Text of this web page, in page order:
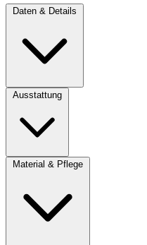
Daten & Details
Ausstattung
Material & Pflege